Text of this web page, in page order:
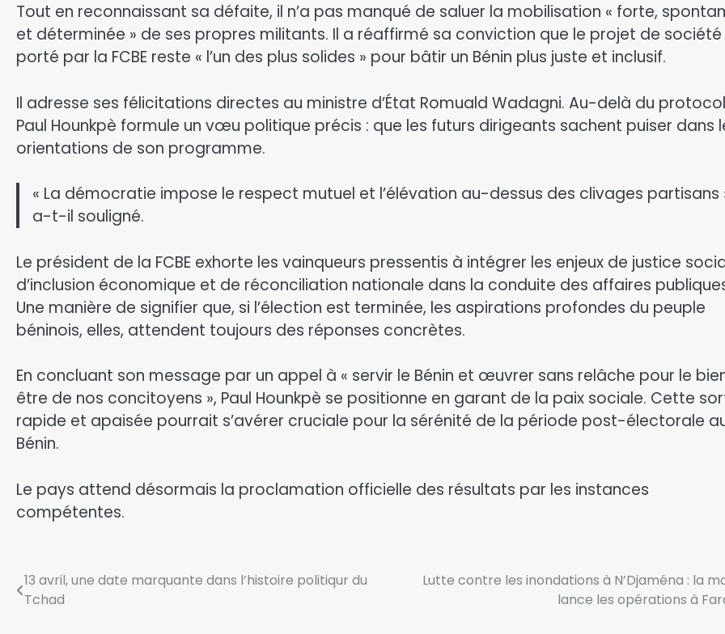
​Tout en reconnaissant sa défaite, il n’a pas manqué de saluer la mobilisation « forte,
et déterminée » de ses propres militants. Il a réaffirmé sa conviction que le projet de société
porté par la FCBE reste « l’un des plus solides » pour bâtir un Bénin plus juste et inclusif.
​Il adresse ses félicitations directes au ministre d’État Romuald Wadagni. Au-delà du
Paul Hounkpè formule un vœu politique précis : que les futurs dirigeants sachent puiser dans
orientations de son programme.
​« La démocratie impose le respect mutuel et l’élévation au-dessus des clivages partisans
a-t-il souligné.
​Le président de la FCBE exhorte les vainqueurs pressentis à intégrer les enjeux de justice
d’inclusion économique et de réconciliation nationale dans la conduite des affaires
Une manière de signifier que, si l’élection est terminée, les aspirations profondes du peuple
béninois, elles, attendent toujours des réponses concrètes.
​En concluant son message par un appel à « servir le Bénin et œuvrer sans relâche pour le
être de nos concitoyens », Paul Hounkpè se positionne en garant de la paix sociale. Cette
rapide et apaisée pourrait s’avérer cruciale pour la sérénité de la période post-électorale
Bénin.
​Le pays attend désormais la proclamation officielle des résultats par les instances
compétentes.
13 avril, une date marquante dans l’histoire politiqur du
Tchad
Lutte contre les inondations à N’Djaména : la
lance les opérations à